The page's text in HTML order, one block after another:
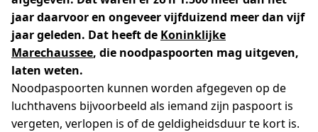
jaar daarvoor en ongeveer vijfduizend meer dan vijf
jaar geleden. Dat heeft de Koninklijke
Marechaussee, die noodpaspoorten mag uitgeven,
laten weten.
Noodpaspoorten kunnen worden afgegeven op de
luchthavens bijvoorbeeld als iemand zijn paspoort is
vergeten, verlopen is of de geldigheidsduur te kort is.